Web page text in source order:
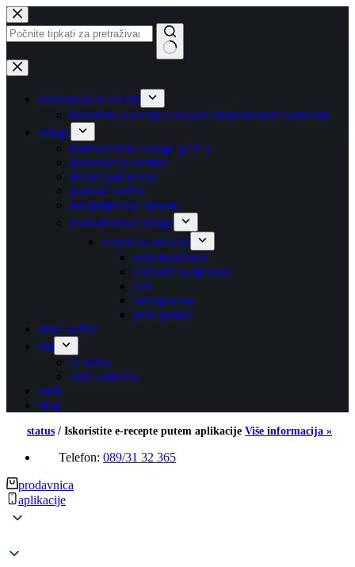
Preskoči
na
sadržaj
Nema
rezultata
rezervacija na recept
Iskoristite e-recept s svojom zdravstvenom karticom
usluge
Farmaceutske usluge (pDL)
Rezervacija termina
Blister pakovanje
kurirska služba
iznajmljivanje opreme
konsultantske usluge
savjeti za zdravlje
vrijednosti krvi
Ormarić za lijekove
vaši
osteoporoza
prva pomoć
hitne službe
tim
O nama
360° obilazak
nudi
blog
status / Iskoristite e-recepte putem aplikacije Više informacija »
Telefon: 089/31 32 365
prodavnica
aplikacije